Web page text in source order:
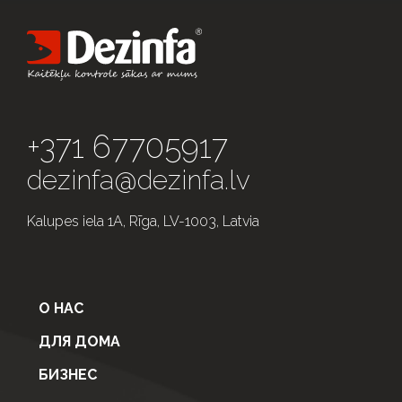
+371 67705917
dezinfa@dezinfa.lv
Kalupes iela 1A, Rīga, LV-1003, Latvia
О НАС
ДЛЯ ДОМА
БИЗНЕС